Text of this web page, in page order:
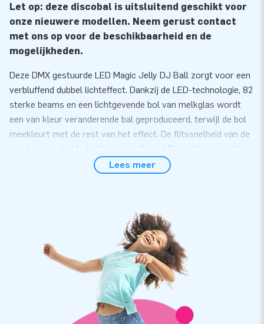
Let op: deze discobal is uitsluitend geschikt voor
onze nieuwere modellen. Neem gerust contact
met ons op voor de beschikbaarheid en de
mogelijkheden.
Deze DMX gestuurde LED Magic Jelly DJ Ball zorgt voor een
verbluffend dubbel lichteffect. Dankzij de LED-technologie, 82
sterke beams en een lichtgevende bol van melkglas wordt
een van kleur veranderende bal geproduceerd, terwijl de bol
meekleurt met de rest van het effect. De flitssnelheid van de
strobe en de helderheid zijn instelbaar. Hij wordt geleverd in
een kunststof behuizing. Hij is helemaal Plug & Play, dus je
weet je zeker dat het een goed feestje wordt!
Lees meer